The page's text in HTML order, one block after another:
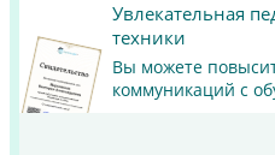
Увлекательная
техники
Вы можете
коммуникаций с